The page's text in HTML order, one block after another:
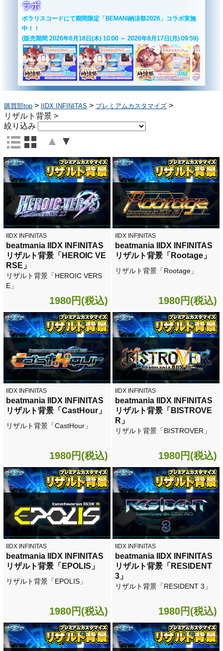
ラボ
ポラリスコードにて期間限定「BEMANI納涼祭2026」コラボ実施
中！！
(販売期間 2026年6月18日(木) 10:00 ～ 2026年8月17日(月) 09:59)
購買部top > IIDX INFINITAS > プレミアムカスタマイズ >
リザルト背景 >
絞り込み
▲ ▼
IIDX INFINITAS
beatmania IIDX INFINITAS
リザルト背景「HEROIC VE
RSE」
リザルト背景「HEROIC VERS
E」
1980円(税込)
IIDX INFINITAS
beatmania IIDX INFINITAS
リザルト背景「Rootage」
リザルト背景「Rootage」
1980円(税込)
IIDX INFINITAS
beatmania IIDX INFINITAS
リザルト背景「CastHour」
リザルト背景「CastHour」
1980円(税込)
IIDX INFINITAS
beatmania IIDX INFINITAS
リザルト背景「BISTROVE
R」
リザルト背景「BISTROVER」
1980円(税込)
IIDX INFINITAS
beatmania IIDX INFINITAS
リザルト背景「EPOLIS」
リザルト背景「EPOLIS」
1980円(税込)
IIDX INFINITAS
beatmania IIDX INFINITAS
リザルト背景「RESIDENT
3」
リザルト背景「RESIDENT 3」
1980円(税込)